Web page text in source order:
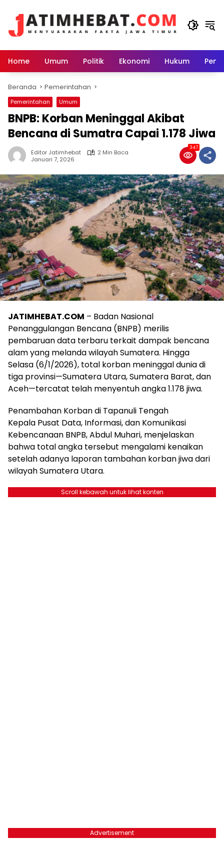
Home Umum Politik Ekonomi Hukum
Beranda Pemerintahan
Pemerintahan Umum
BNPB: Korban Meninggal Akibat
Bencana di Sumatra Capai 1.178 Jiwa
Editor Jatimhebat
2 Min Baca
Januari 7, 2026
347
JATIMHEBAT.COM – Badan Nasional
Penanggulangan Bencana (BNPB) merilis
pembaruan data terbaru terkait dampak bencana
alam yang melanda wilayah Sumatera. Hingga
Selasa (6/1/2026), total korban meninggal dunia di
tiga provinsi—Sumatera Utara, Sumatera Barat, dan
Aceh—tercatat telah menyentuh angka 1.178 jiwa.
Penambahan Korban di Tapanuli Tengah
Kepala Pusat Data, Informasi, dan Komunikasi
Kebencanaan BNPB, Abdul Muhari, menjelaskan
bahwa total angka tersebut mengalami kenaikan
setelah adanya laporan tambahan korban jiwa dari
wilayah Sumatera Utara.
Scroll kebawah untuk lihat konten
Advertisement